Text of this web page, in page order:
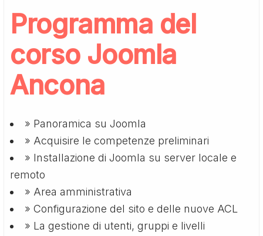
Programma del
corso Joomla
Ancona
» Panoramica su Joomla
» Acquisire le competenze preliminari
» Installazione di Joomla su server locale e
remoto
» Area amministrativa
» Configurazione del sito e delle nuove ACL
» La gestione di utenti, gruppi e livelli